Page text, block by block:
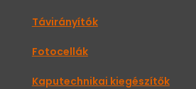
Távirányítók
Fotocellák
Kaputechnikai kiegészítők